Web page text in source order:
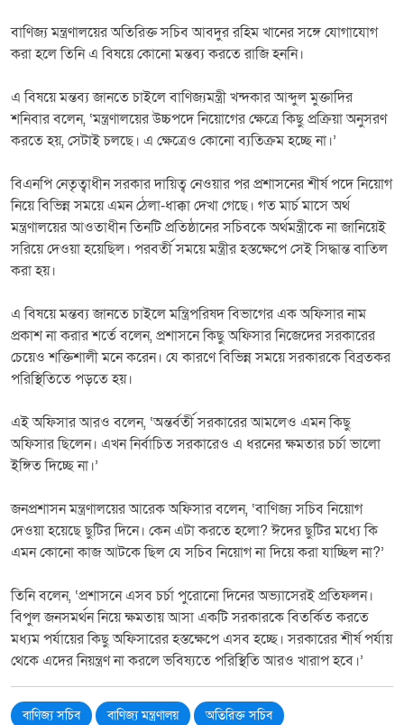
বাণিজ্য মন্ত্রণালয়ের অতিরিক্ত সচিব আবদুর রহিম খানের সঙ্গে যোগাযোগ
করা হলে তিনি এ বিষয়ে কোনো মন্তব্য করতে রাজি হননি।
এ বিষয়ে মন্তব্য জানতে চাইলে বাণিজ্যমন্ত্রী খন্দকার আব্দুল মুক্তাদির
শনিবার বলেন, ‘মন্ত্রণালয়ের উচ্চপদে নিয়োগের ক্ষেত্রে কিছু প্রক্রিয়া অনুসরণ
করতে হয়, সেটাই চলছে। এ ক্ষেত্রেও কোনো ব্যতিক্রম হচ্ছে না।’
বিএনপি নেতৃত্বাধীন সরকার দায়িত্ব নেওয়ার পর প্রশাসনের শীর্ষ পদে নিয়োগ
নিয়ে বিভিন্ন সময়ে এমন ঠেলা-ধাক্কা দেখা গেছে। গত মার্চ মাসে অর্থ
মন্ত্রণালয়ের আওতাধীন তিনটি প্রতিষ্ঠানের সচিবকে অর্থমন্ত্রীকে না জানিয়েই
সরিয়ে দেওয়া হয়েছিল। পরবর্তী সময়ে মন্ত্রীর হস্তক্ষেপে সেই সিদ্ধান্ত বাতিল
করা হয়।
এ বিষয়ে মন্তব্য জানতে চাইলে মন্ত্রিপরিষদ বিভাগের এক অফিসার নাম
প্রকাশ না করার শর্তে বলেন, প্রশাসনে কিছু অফিসার নিজেদের সরকারের
চেয়েও শক্তিশালী মনে করেন। যে কারণে বিভিন্ন সময়ে সরকারকে বিব্রতকর
পরিস্থিতিতে পড়তে হয়।
এই অফিসার আরও বলেন, ‘অন্তর্বর্তী সরকারের আমলেও এমন কিছু
অফিসার ছিলেন। এখন নির্বাচিত সরকারেও এ ধরনের ক্ষমতার চর্চা ভালো
ইঙ্গিত দিচ্ছে না।’
জনপ্রশাসন মন্ত্রণালয়ের আরেক অফিসার বলেন, ‘বাণিজ্য সচিব নিয়োগ
দেওয়া হয়েছে ছুটির দিনে। কেন এটা করতে হলো? ঈদের ছুটির মধ্যে কি
এমন কোনো কাজ আটকে ছিল যে সচিব নিয়োগ না দিয়ে করা যাচ্ছিল না?’
তিনি বলেন, ‘প্রশাসনে এসব চর্চা পুরোনো দিনের অভ্যাসেরই প্রতিফলন।
বিপুল জনসমর্থন নিয়ে ক্ষমতায় আসা একটি সরকারকে বিতর্কিত করতে
মধ্যম পর্যায়ের কিছু অফিসারের হস্তক্ষেপে এসব হচ্ছে। সরকারের শীর্ষ পর্যায়
থেকে এদের নিয়ন্ত্রণ না করলে ভবিষ্যতে পরিস্থিতি আরও খারাপ হবে।’
বাণিজ্য সচিব বাণিজ্য মন্ত্রণালয় অতিরিক্ত সচিব